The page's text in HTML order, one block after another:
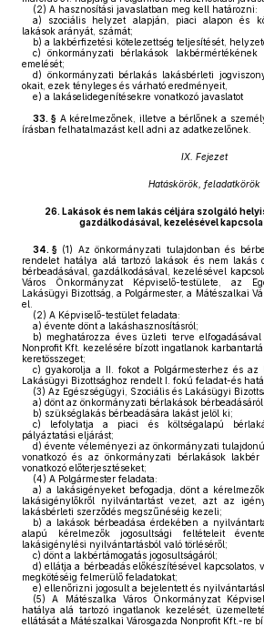
(2) A hasznosítási javaslatban meg kell határozni:
a) szociális helyzet alapján, piaci alapon és
lakások arányát, számát;
b) a lakbérfizetési kötelezettség teljesítését,
c) önkormányzati bérlakások lakbérmértékének
emelését;
d) önkormányzati bérlakás lakásbérleti
okait, ezek tényleges és várható eredményeit,
e) a lakáselidegenítésekre vonatkozó javaslatot
33. § A kérelmezőnek, illetve a bérlőnek a
írásban felhatalmazást kell adni az adatkezelőnek.
IX. Fejezet
Hatáskörök, feladatkörök
26. Lakások és nem lakás céljára szolgáló
gazdálkodásával, kezelésével
34. § (1) Az önkormányzati tulajdonban és
rendelet hatálya alá tartozó lakások és nem lakás
bérbeadásával, gazdálkodásával, kezelésével
Város Önkormányzat Képviselő-testülete, az
Lakásügyi Bizottság, a Polgármester, a Mátészalkai
el.
(2) A Képviselő-testület feladata:
a) évente dönt a lakáshasznosításról;
b) meghatározza éves üzleti terve elfogadásával
Nonprofit Kft. kezelésére bízott ingatlanok
keretösszeget;
c) gyakorolja a II. fokot a Polgármesterhez és az
Lakásügyi Bizottsághoz rendelt I. fokú feladat-és
(3) Az Egészségügyi, Szociális és Lakásügyi
a) dönt az önkormányzati bérlakások bérbeadásáról;
b) szükséglakás bérbeadására lakást jelöl ki;
c) lefolytatja a piaci és költségalapú
pályáztatási eljárást;
d) évente véleményezi az önkormányzati
vonatkozó és az önkormányzati bérlakások lakbér
vonatkozó előterjesztéseket;
(4) A Polgármester feladata:
a) a lakásigényeket befogadja, dönt a
lakásigénylőkről nyilvántartást vezet, azt az
lakásbérleti szerződés megszűnéséig kezeli;
b) a lakások bérbeadása érdekében a
alapú kérelmezők jogosultsági feltételeit
lakásigénylési nyilvántartásból való törléséről;
c) dönt a lakbértámogatás jogosultságáról;
d) ellátja a bérbeadás előkészítésével kapcsolatos,
megkötéséig felmerülő feladatokat;
e) ellenőrizni jogosult a bejelentett és
(5) A Mátészalka Város Önkormányzat
hatálya alá tartozó ingatlanok kezelését,
ellátását a Mátészalkai Városgazda Nonprofit Kft.-re